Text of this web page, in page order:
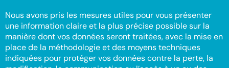
Nous avons pris les mesures utiles pour vous présenter
une information claire et la plus précise possible sur la
manière dont vos données seront traitées, avec la mise en
place de la méthodologie et des moyens techniques
indiquées pour protéger vos données contre la perte, la